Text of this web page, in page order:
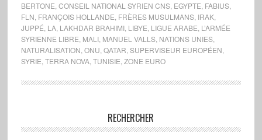
BERTONE CONSEIL NATIONAL SYRIEN CNS, EGYPTE FABIUS,
FLN FRANÇOIS HOLLANDE FRÈRES MUSULMANS, IRAK,
JUPPÉ LA, LAKHDAR BRAHIMI, LIBYE LIGUE ARABE L’ARMÉE
SYRIENNE LIBRE MALI, MANUEL VALLS, NATIONS UNIES,
NATURALISATION ONU QATAR SUPERVISEUR EUROPÉEN
SYRIE TERRA NOVA, TUNISIE ZONE EURO
RECHERCHER